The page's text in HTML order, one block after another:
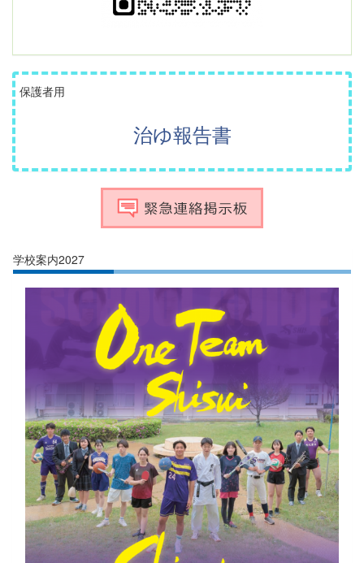
保護者用
治ゆ報告書
学校案内2027